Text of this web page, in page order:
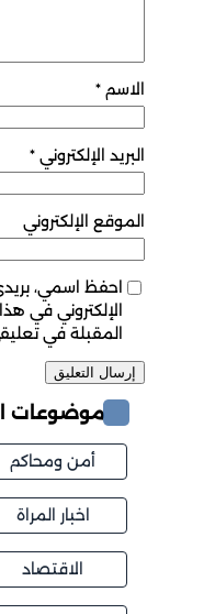
الاسم*
البريد الإلكتروني *
الموقع الإلكتروني
احفظ اسمي، بريدي
الإلكتروني في
المقبلة في
موضوعات
أمن ومحاكم
اخبار المراة
الاقتصاد